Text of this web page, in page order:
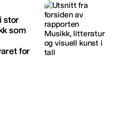
stor
som
for